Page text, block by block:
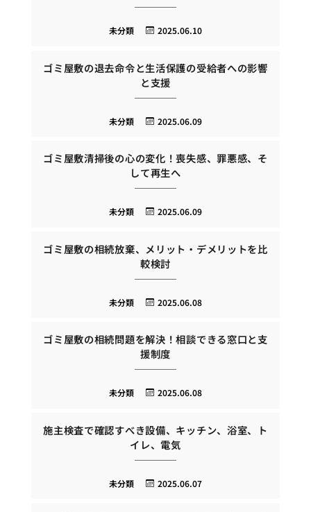
2025.06.10
未分類
ゴミ屋敷の退去命令と生活保護の受給者への影響
と支援
2025.06.09
未分類
ゴミ屋敷清掃後の心の変化！喪失感、罪悪感、そ
して再生へ
2025.06.09
未分類
ゴミ屋敷の相続放棄、メリット・デメリットを比
較検討
2025.06.08
未分類
ゴミ屋敷の相続問題を解決！相談できる窓口と支
援制度
2025.06.08
未分類
施主検査で確認すべき設備、キッチン、浴室、ト
イレ、電気
2025.06.07
未分類